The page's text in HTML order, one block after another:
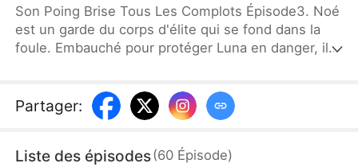
Son Poing Brise Tous Les Complots Épisode3. Noé
est un garde du corps d'élite qui se fond dans la
foule. Embauché pour protéger Luna en danger, il
puissantes, mais aussi dissiper les malentendus
avec Luna. Face aux intrigues, il reste inébranlable
au jour les secrets et les rancœurs personnelles.
Partager:
Liste des épisodes(60 Épisode)